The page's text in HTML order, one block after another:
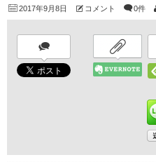
2017年9月8日 コメント 0件